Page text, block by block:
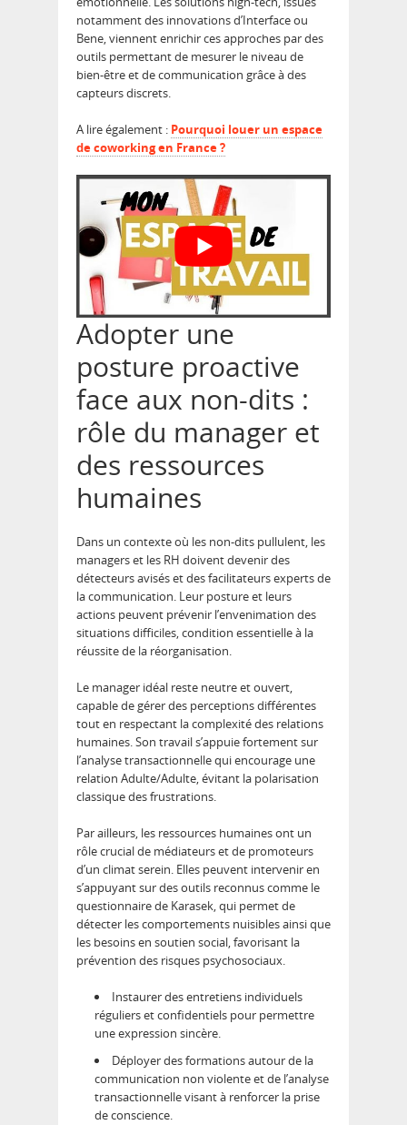
notamment des innovations d’Interface ou
Bene, viennent enrichir ces approches par des
outils permettant de mesurer le niveau de
bien-être et de communication grâce à des
capteurs discrets.
A lire également : Pourquoi louer un espace
de coworking en France ?
Adopter une
posture proactive
face aux non-dits :
rôle du manager et
des ressources
humaines
Dans un contexte où les non-dits pullulent, les
managers et les RH doivent devenir des
détecteurs avisés et des facilitateurs experts de
la communication. Leur posture et leurs
actions peuvent prévenir l’envenimation des
situations difficiles, condition essentielle à la
réussite de la réorganisation.
Le manager idéal reste neutre et ouvert,
capable de gérer des perceptions différentes
tout en respectant la complexité des relations
humaines. Son travail s’appuie fortement sur
l’analyse transactionnelle qui encourage une
relation Adulte/Adulte, évitant la polarisation
classique des frustrations.
Par ailleurs, les ressources humaines ont un
rôle crucial de médiateurs et de promoteurs
d’un climat serein. Elles peuvent intervenir en
s’appuyant sur des outils reconnus comme le
questionnaire de Karasek, qui permet de
détecter les comportements nuisibles ainsi que
les besoins en soutien social, favorisant la
prévention des risques psychosociaux.
Instaurer des entretiens individuels
réguliers et confidentiels pour permettre
une expression sincère.
Déployer des formations autour de la
communication non violente et de l’analyse
transactionnelle visant à renforcer la prise
de conscience.